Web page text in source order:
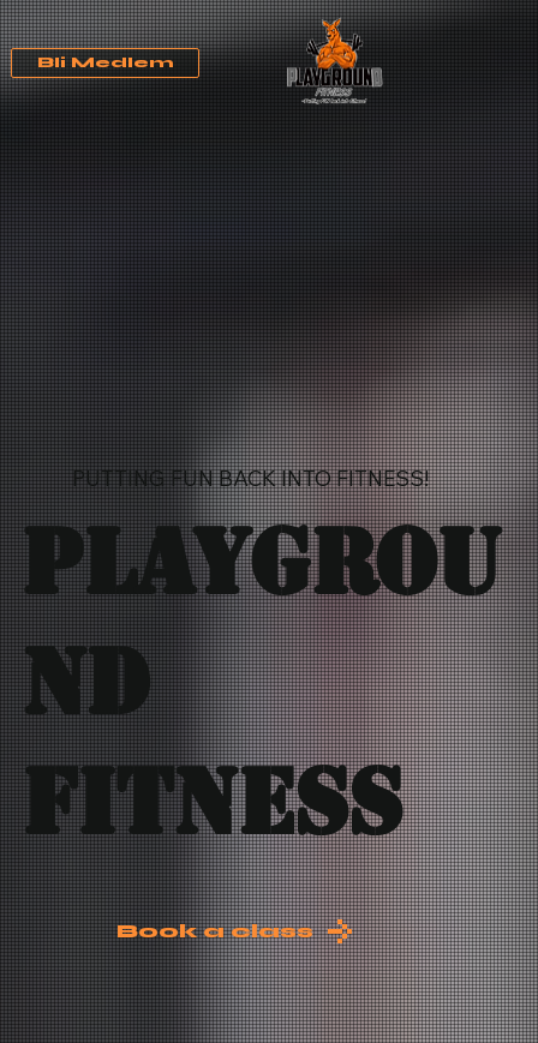
PUTTING FUN BACK INTO FITNESS!
Playgrou
nd
Fitness
Book a class
Bli Medlem